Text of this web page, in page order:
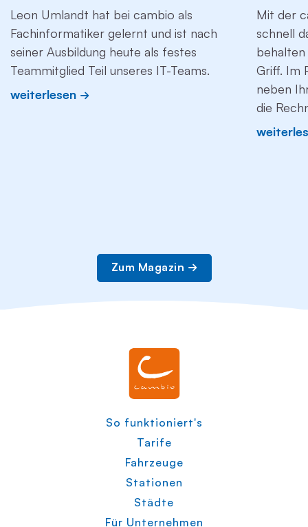
Leon Umlandt hat bei cambio als
Fachinformatiker gelernt und ist nach
seiner Ausbildung heute als festes
Teammitglied Teil unseres IT-Teams.
weiterlesen
Mit der
schnell
Griff. Im
neben
die
Zum Magazin
So funktioniert's
Tarife
Fahrzeuge
Stationen
Städte
Für Unternehmen